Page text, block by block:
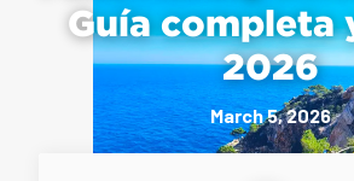
Guía completa
2026
March 5, 2026